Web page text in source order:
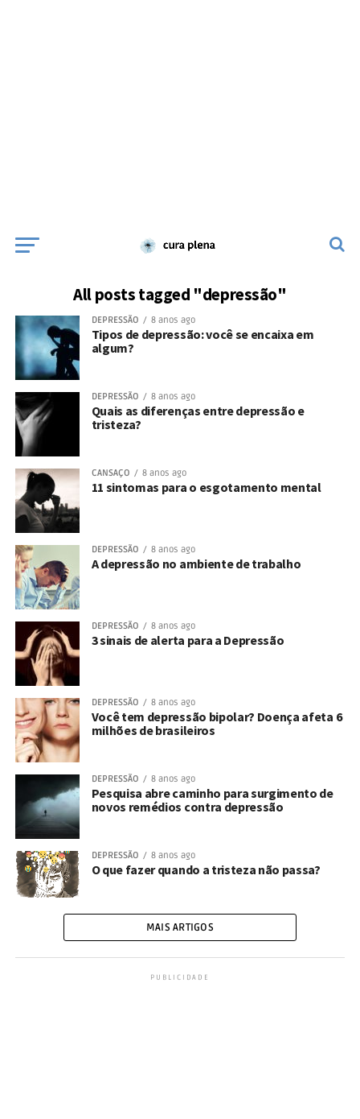
All posts tagged "depressão"
DEPRESSÃO 8 anos ago
Tipos de depressão: você se encaixa em
algum?
DEPRESSÃO 8 anos ago
Quais as diferenças entre depressão e
tristeza?
CANSAÇO 8 anos ago
11 sintomas para o esgotamento mental
DEPRESSÃO 8 anos ago
A depressão no ambiente de trabalho
DEPRESSÃO 8 anos ago
3 sinais de alerta para a Depressão
DEPRESSÃO 8 anos ago
Você tem depressão bipolar? Doença afeta 6
milhões de brasileiros
DEPRESSÃO 8 anos ago
Pesquisa abre caminho para surgimento de
novos remédios contra depressão
DEPRESSÃO 8 anos ago
O que fazer quando a tristeza não passa?
MAIS ARTIGOS
PUBLICIDADE